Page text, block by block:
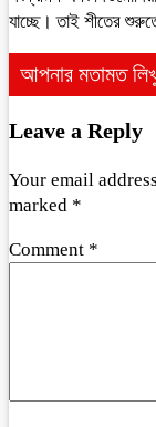
যাচ্ছে। তাই শীতের
আপনার মতামত
Leave a Reply
Your email
marked *
Comment *